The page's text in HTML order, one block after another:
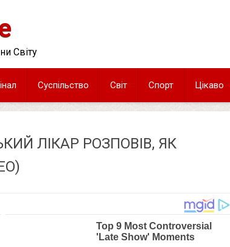
Світу
Суспільство Світ Спорт Цікаво
ЛІКАР РОЗПОВІВ, ЯК